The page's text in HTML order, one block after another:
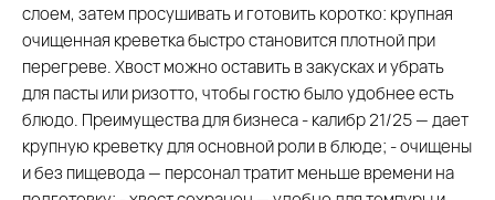
слоем, затем просушивать и готовить коротко: крупная
очищенная креветка быстро становится плотной при
перегреве. Хвост можно оставить в закусках и убрать
для пасты или ризотто, чтобы гостю было удобнее есть
блюдо. Преимущества для бизнеса - калибр 21/25 — дает
крупную креветку для основной роли в блюде; - очищены
и без пищевода — персонал тратит меньше времени на